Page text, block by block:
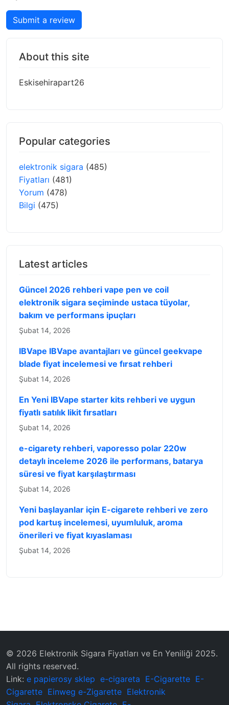
Submit a review
About this site
Eskisehirapart26
Popular categories
elektronik sigara (485)
Fiyatları (481)
Yorum (478)
Bilgi (475)
Latest articles
Güncel 2026 rehberi vape pen ve coil
elektronik sigara seçiminde ustaca tüyolar,
bakım ve performans ipuçları
Şubat 14, 2026
IBVape IBVape avantajları ve güncel geekvape
blade fiyat incelemesi ve fırsat rehberi
Şubat 14, 2026
En Yeni IBVape starter kits rehberi ve uygun
fiyatlı satılık likit fırsatları
Şubat 14, 2026
e-cigarety rehberi, vaporesso polar 220w
detaylı inceleme 2026 ile performans, batarya
süresi ve fiyat karşılaştırması
Şubat 14, 2026
Yeni başlayanlar için E-cigarete rehberi ve zero
pod kartuş incelemesi, uyumluluk, aroma
önerileri ve fiyat kıyaslaması
Şubat 14, 2026
© 2026 Elektronik Sigara Fiyatları ve En Yeniliği 2025.
All rights reserved.
Link: e papierosy sklep e-cigareta E-Cigarette E-
Cigarette Einweg e-Zigarette Elektronik